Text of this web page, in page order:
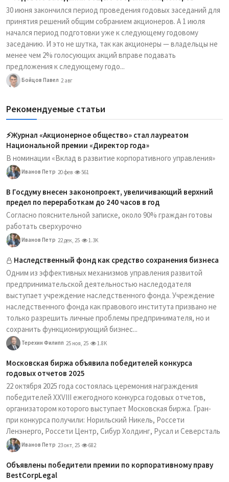
30 июня закончился период проведения годовых заседаний для
принятия решений общим собранием акционеров. А 1 июля
начался период подготовки уже к следующему годовому
заседанию. И это не шутка, так как акционеры — владельцы не
менее чем 2% голосующих акций вправе подавать
предложения к следующему годо...
Бойцов Павел 2 авг
Рекомендуемые статьи
⚡️Журнал «Акционерное общество» стал лауреатом
Национальной премии «Директор года»
В номинации «Вклад в развитие корпоративного управления»
Иванов Петр 20 фев 561
В Госдуму внесен законопроект, увеличивающий верхний
предел по переработкам до 240 часов в год
Согласно пояснительной записке, около 90% граждан готовы
работать сверхурочно
Иванов Петр 22 дек, 25 1.3K
Наследственный фонд как средство сохранения бизнеса
Одним из эффективных механизмов управления развитой
предпринимательской деятельностью наследодателя
выступает учреждение наследственного фонда. Учреждение
наследственного фонда как правового института призвано не
только разрешить личные проблемы предпринимателя, но и
сохранить функционирующий бизнес...
Терехин Филипп 25 ноя, 25 1.8K
Московская биржа объявила победителей конкурса
годовых отчетов 2025
22 октября 2025 года состоялась церемония награждения
победителей XXVIII ежегодного конкурса годовых отчетов,
организатором которого выступает Московская биржа. Гран-
при конкурса получили: Норильский Никель, Россети
Ленэнерго, Россети Центр, Сибур Холдинг, Русал и Северсталь
Иванов Петр 23 окт, 25 682
Объявлены победители премии по корпоративному праву
BestCorpLegal